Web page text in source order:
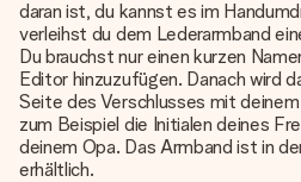
daran ist, du kannst es im
verleihst du dem Lederarmband
Du brauchst nur einen kurzen
Editor hinzuzufügen. Danach wird
Seite des Verschlusses mit
zum Beispiel die Initialen deines
deinem Opa. Das Armband ist in
erhältlich.